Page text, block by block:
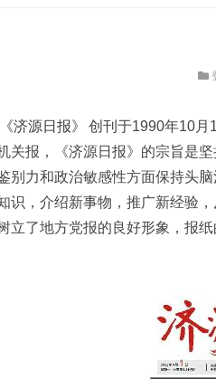
《济源日报》
创刊于1990年10月
关报，《济源日报》的宗旨是
别力和政治敏感性方面保持头
识，介绍新事物，推广新经验
立了地方党报的良好形象，报